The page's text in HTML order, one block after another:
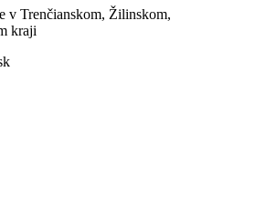
v Trenčianskom, Žilinskom,
kraji